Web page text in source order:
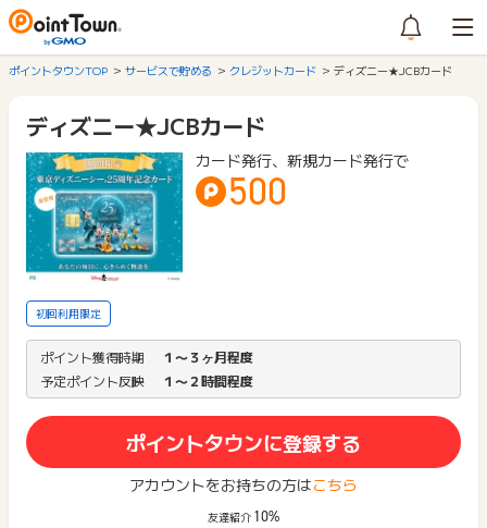
ポイントタウンTOP サービスで貯める クレジットカード ディズニー★JCBカード
ディズニー★JCBカード
カード発行、新規カード発行で
500
初回利用限定
ポイント獲得時期
１〜３ヶ月程度
予定ポイント反映
１〜２時間程度
ポイントタウンに登録する
アカウントをお持ちの方はこちら
友達紹介 10%